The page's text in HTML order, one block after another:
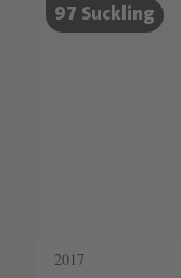
SCHATZKAMMER
SEHR LIMITIERT
97 Suckling
2017